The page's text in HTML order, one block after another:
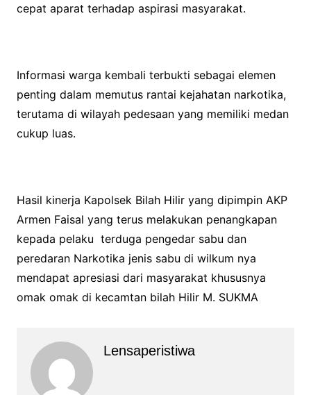
cepat aparat terhadap aspirasi masyarakat.
Informasi warga kembali terbukti sebagai elemen
penting dalam memutus rantai kejahatan narkotika,
terutama di wilayah pedesaan yang memiliki medan
cukup luas.
Hasil kinerja Kapolsek Bilah Hilir yang dipimpin AKP
Armen Faisal yang terus melakukan penangkapan
kepada pelaku terduga pengedar sabu dan
peredaran Narkotika jenis sabu di wilkum nya
mendapat apresiasi dari masyarakat khususnya
omak omak di kecamtan bilah Hilir M. SUKMA
Lensaperistiwa